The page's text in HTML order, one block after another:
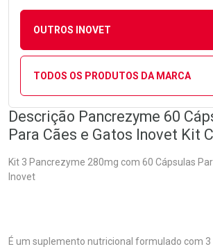
OUTROS INOVET
TODOS OS PRODUTOS DA MARCA
Descrição Pancrezyme 60
Para Cães e Gatos Inovet Kit
Kit 3 Pancrezyme 280mg com 60 Cápsulas
Inovet
É um suplemento nutricional formulado com